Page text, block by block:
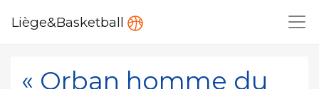
Liège&Basketball
« Orban homme du